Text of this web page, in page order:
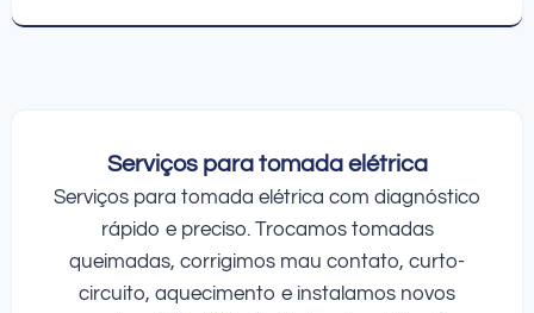
Serviços para tomada elétrica
Serviços para tomada elétrica com diagnóstico
rápido e preciso. Trocamos tomadas
queimadas, corrigimos mau contato, curto-
circuito, aquecimento e instalamos novos